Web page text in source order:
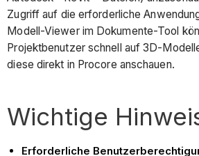
Zugriff auf die erforderliche
Modell-Viewer im Dokumente-Tool
Projektbenutzer schnell auf 3D-
diese direkt in Procore anschauen.
Wichtige
Erforderliche